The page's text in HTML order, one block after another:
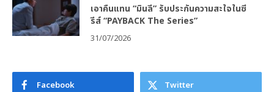
เอาคืนแทน “มินลี” รับประกันความสะใจในซี
รีส์ “PAYBACK The Series”
31/07/2026
Facebook Twitter